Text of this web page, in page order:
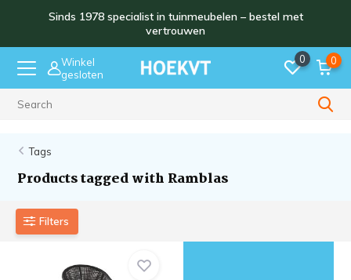
Sinds 1978 specialist in tuinmeubelen – bestel met
vertrouwen
Winkel
gesloten
0 0
Tags
Products tagged with Ramblas
Filters